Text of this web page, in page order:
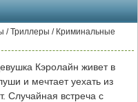
к
Их судьбы неожиданно
шедевром способна
любые границы.
/ Триллеры / Криминальные
Кэролайн живет в
и мечтает уехать из
Случайная встреча с